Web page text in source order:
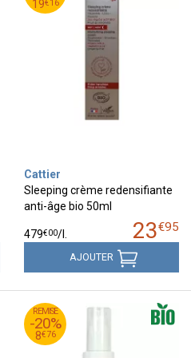
19€16
19
Cattier
Sleeping crème redensifiante
anti-âge bio 50ml
23€95
479€00/
AJOUTER
REMISE
-20%
8€76
10
€
95
8
€
76